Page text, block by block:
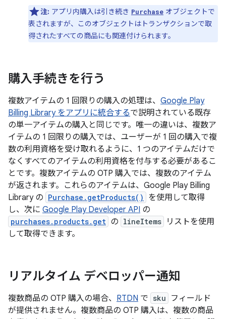
注: アプリ内購入は引き続き Purchase オブジェクトで
表されますが、このオブジェクトはトランザクションで取
得されたすべての商品にも関連付けられます。
購入手続きを行う
複数アイテムの 1 回限りの購入の処理は、 Google Play
Billing Library をアプリに統合するで説明されている既存
の単一アイテムの購入と同じです。唯一の違いは、複数ア
イテムの 1 回限りの購入では、ユーザーが 1 回の購入で複
数の利用資格を受け取れるように、1 つのアイテムだけで
なくすべてのアイテムの利用資格を付与する必要があるこ
とです。複数アイテムの OTP 購入では、複数のアイテム
が返されます。これらのアイテムは、Google Play Billing
Library の Purchase.getProducts()
を使用して取得
し、次に Google Play Developer API の
purchases.products.get の lineItems
リストを使用
して取得できます。
リアルタイム デベロッパー通知
複数商品の OTP 購入の場合、 RTDN で sku
フィールド
が提供されません。複数商品の OTP 購入は、複数の商品